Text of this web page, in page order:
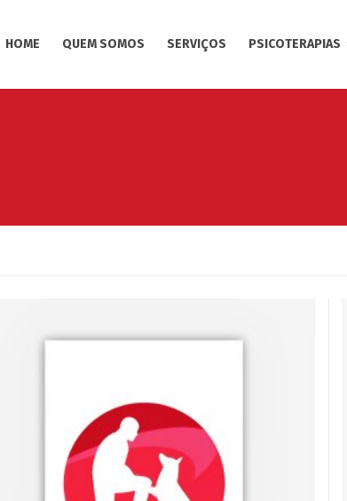
HOME QUEM SOMOS SERVIÇOS PSICOTERAPIAS